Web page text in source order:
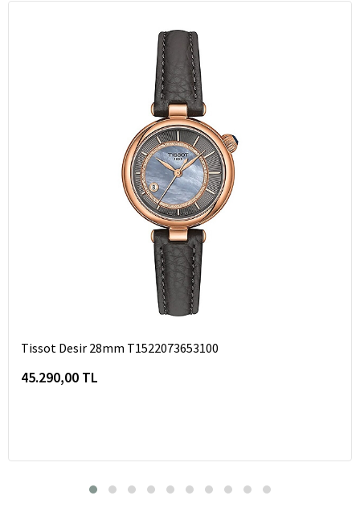
Tissot Desir 28mm T1522073653100
45.290,00 TL